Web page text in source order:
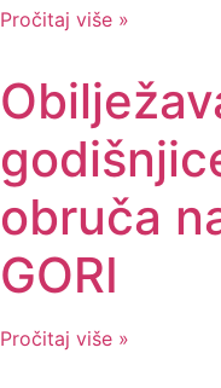
Pročitaj više »
obruča
GORI
Pročitaj više »